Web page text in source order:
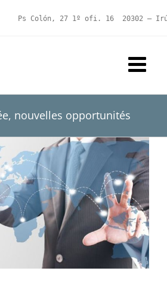
Ps Colón, 27 1º ofi. 16  20302 –
nouvelles opportunités